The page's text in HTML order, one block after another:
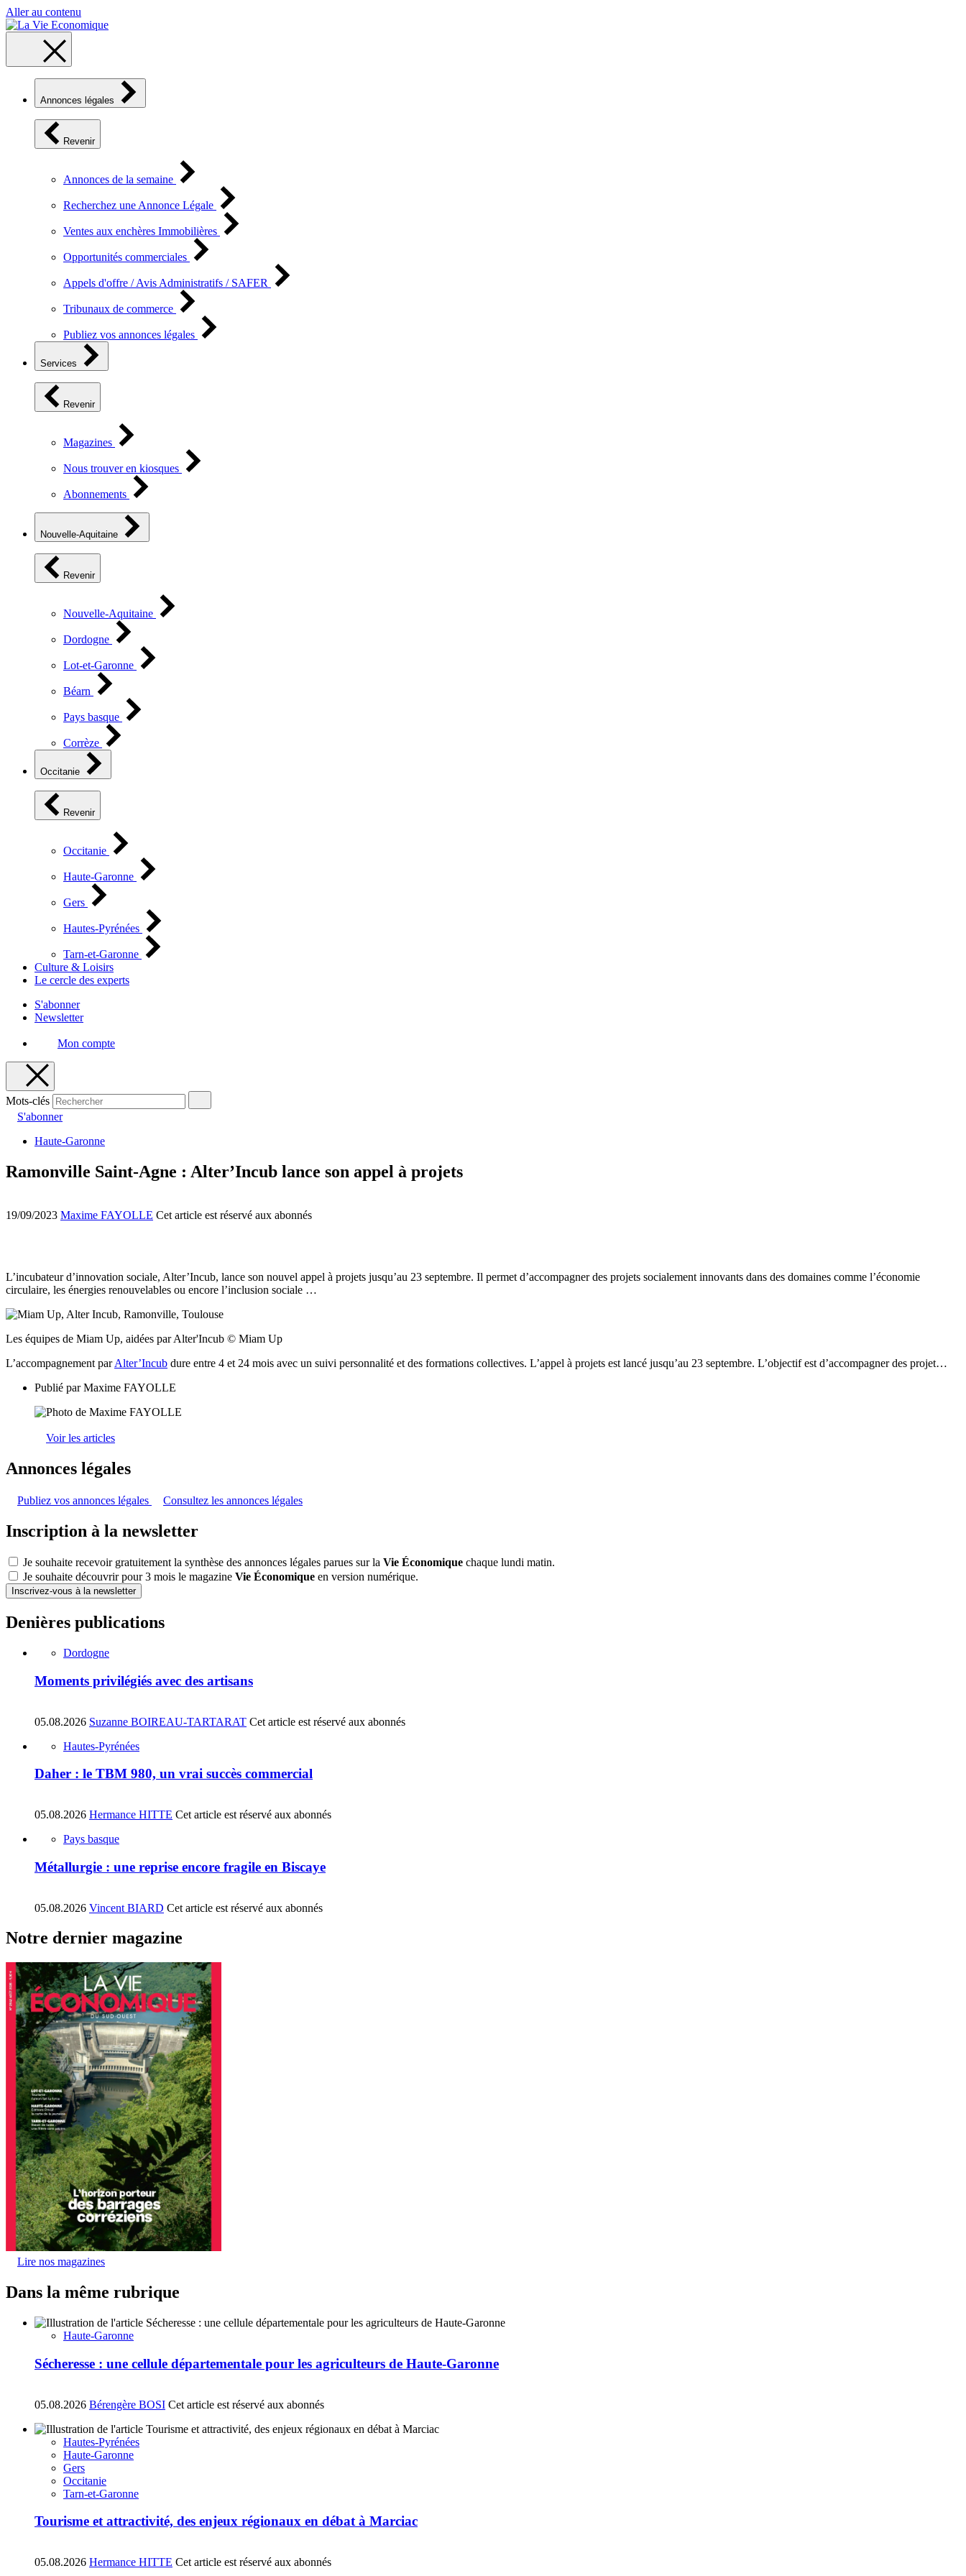
Aller au contenu
Annonces légales
Revenir
Annonces de la semaine
Recherchez une Annonce Légale
Ventes aux enchères Immobilières
Opportunités commerciales
Appels d'offre / Avis Administratifs / SAFER
Tribunaux de commerce
Publiez vos annonces légales
Services
Revenir
Magazines
Nous trouver en kiosques
Abonnements
Nouvelle-Aquitaine
Revenir
Nouvelle-Aquitaine
Dordogne
Lot-et-Garonne
Béarn
Pays basque
Corrèze
Occitanie
Revenir
Occitanie
Haute-Garonne
Gers
Hautes-Pyrénées
Tarn-et-Garonne
Culture & Loisirs
Le cercle des experts
S'abonner
Newsletter
Mon compte
Mots-clés
S'abonner
Haute-Garonne
Ramonville Saint-Agne : Alter’Incub lance son appel à projets
19/09/2023 Maxime FAYOLLE Cet article est réservé aux abonnés
L’incubateur d’innovation sociale, Alter’Incub, lance son nouvel appel à projets jusqu’au 23 septembre. Il permet d’accompagner des projets socialement innovants dans des domaines comme l’économie
circulaire, les énergies renouvelables ou encore l’inclusion sociale …
Les équipes de Miam Up, aidées par Alter'Incub © Miam Up
L’accompagnement parAlter’Incub dure entre 4 et 24 mois avec un suivi personnalité et des formations collectives. L’appel à projets est lancé jusqu’au 23 septembre. L’objectif est d’accompagner des projet…
Publié parMaxime FAYOLLE
Voir les articles
Annonces légales
Publiez vos annonces légales Consultez les annonces légales
Inscription à la newsletter
Je souhaite recevoir gratuitement la synthèse des annonces légales parues sur la Vie Économique chaque lundi matin.
Je souhaite découvrir pour 3 mois le magazine Vie Économique en version numérique.
Inscrivez-vous à la newsletter
Denières publications
Dordogne
Moments privilégiés avec des artisans
05.08.2026 Suzanne BOIREAU-TARTARAT Cet article est réservé aux abonnés
Hautes-Pyrénées
Daher : le TBM 980, un vrai succès commercial
05.08.2026 Hermance HITTE Cet article est réservé aux abonnés
Pays basque
Métallurgie : une reprise encore fragile en Biscaye
05.08.2026 Vincent BIARD Cet article est réservé aux abonnés
Notre dernier magazine
Lire nos magazines
Dans la même rubrique
Haute-Garonne
Sécheresse : une cellule départementale pour les agriculteurs de Haute-Garonne
05.08.2026 Bérengère BOSI Cet article est réservé aux abonnés
Hautes-Pyrénées
Haute-Garonne
Gers
Occitanie
Tarn-et-Garonne
Tourisme et attractivité, des enjeux régionaux en débat à Marciac
05.08.2026 Hermance HITTE Cet article est réservé aux abonnés